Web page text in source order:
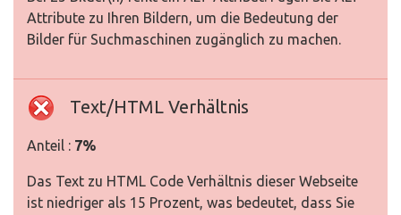
Attribute zu Ihren Bildern, um die Bedeutung der
Bilder für Suchmaschinen zugänglich zu machen.
Text/HTML Verhältnis
Anteil : 7%
Das Text zu HTML Code Verhältnis dieser Webseite
ist niedriger als 15 Prozent, was bedeutet, dass Sie